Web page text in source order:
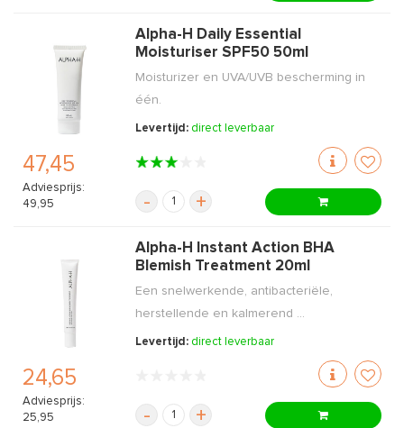
47,45
Adviesprijs:
49,95
Alpha-H Daily Essential
Moisturiser SPF50 50ml
Moisturizer en UVA/UVB bescherming in
één.
Levertijd: direct leverbaar
- +
24,65
Adviesprijs:
25,95
Alpha-H Instant Action BHA
Blemish Treatment 20ml
Een snelwerkende, antibacteriële,
herstellende en kalmerend ...
Levertijd: direct leverbaar
- +